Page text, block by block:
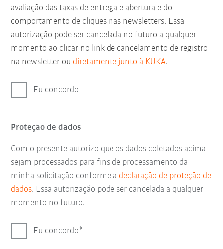
avaliação das taxas de entrega e abertura e do
comportamento de cliques nas newsletters. Essa
autorização pode ser cancelada no futuro a qualquer
momento ao clicar no link de cancelamento de registro
na newsletter ou diretamente junto à KUKA.
Eu concordo
Proteção de dados
Com o presente autorizo que os dados coletados acima
sejam processados para fins de processamento da
minha solicitação conforme a declaração de proteção de
dados. Essa autorização pode ser cancelada a qualquer
momento no futuro.
Eu concordo